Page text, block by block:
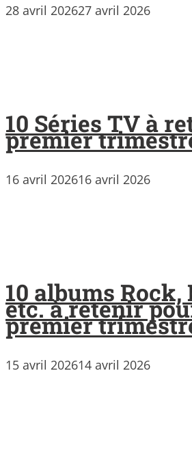
28 avril 202627 avril 2026
10 Séries TV à
premier
16 avril 202616 avril 2026
10 albums Rock,
etc. à retenir
premier
15 avril 202614 avril 2026